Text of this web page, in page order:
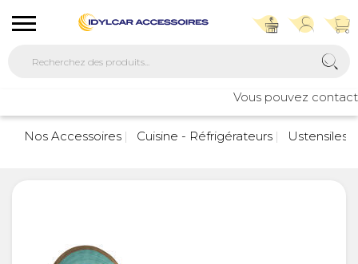
Vous pouvez
Nos Accessoires
Cuisine - Réfrigérateurs Ustensiles